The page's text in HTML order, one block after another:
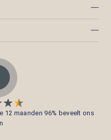
12 maanden 96% beveelt ons